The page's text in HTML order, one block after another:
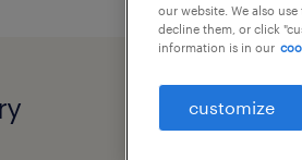
our website. We also
decline them, or click
information is in our
customize